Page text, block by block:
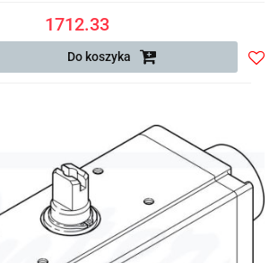
1712.33
Do koszyka